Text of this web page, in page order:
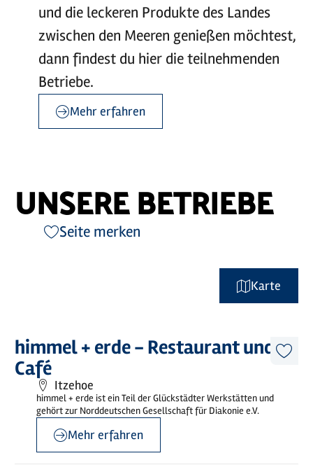
und die leckeren Produkte des Landes
zwischen den Meeren genießen möchtest,
dann findest du hier die teilnehmenden
Betriebe.
Mehr erfahren
UNSERE BETRIEBE
Seite merken
Karte
himmel + erde - Restaurant und
Café
Itzehoe
himmel + erde ist ein Teil der Glückstädter Werkstätten und
gehört zur Norddeutschen Gesellschaft für Diakonie e.V.
Mehr
erfahren
Mehr erfahren